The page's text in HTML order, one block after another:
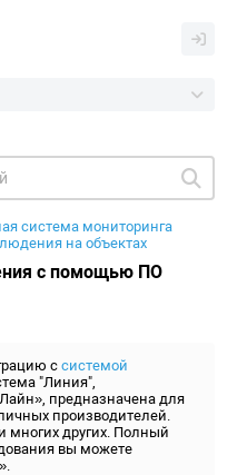
система мониторинга
на объектах
с помощью ПО
с системой
"Линия",
предназначена для
производителей.
многих других. Полный
вы можете